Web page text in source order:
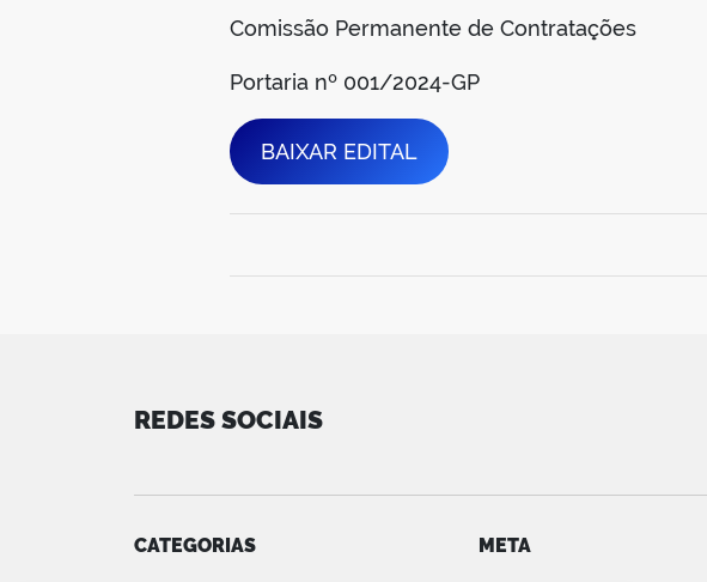
Comissão Permanente de Contratações
Portaria nº 001/2024-GP
BAIXAR EDITAL
REDES SOCIAIS
CATEGORIAS META